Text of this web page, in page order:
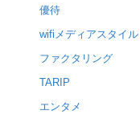
優待
wifiメディアスタイル
ファクタリング
TARIP
エンタメ